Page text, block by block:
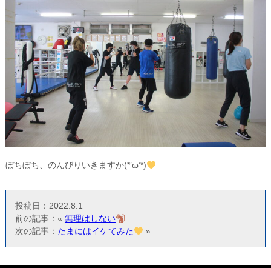
ぼちぼち、のんびりいきますか(*’ω’*)
投稿日：2022.8.1
前の記事：« 無理はしない
次の記事： たまにはイケてみた »